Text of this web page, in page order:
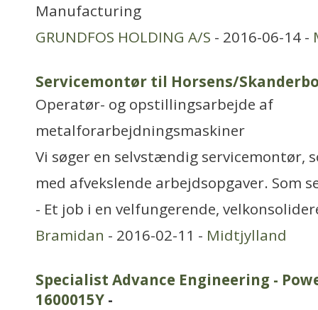
Manufacturing
GRUNDFOS HOLDING A/S - 2016-06-14 -
Servicemontør til Horsens/
Operatør- og opstillingsarbejde af
metalforarbejdningsmaskiner
Vi søger en selvstændig servicemontør,
med afvekslende arbejdsopgaver. Som
- Et job i en velfungerende,
Bramidan - 2016-02-11 - Midtjylland
Specialist Advance Engineering -
1600015Y -